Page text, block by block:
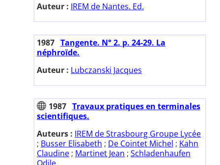
Auteur : IREM de Nantes. Ed.
1987 Tangente. N° 2. p. 24-29. La
néphroïde.
Auteur : Lubczanski Jacques
1987 Travaux pratiques en terminales
scientifiques.
Auteurs : IREM de Strasbourg Groupe Lycée
; Busser Elisabeth ; De Cointet Michel ; Kahn
Claudine ; Martinet Jean ; Schladenhaufen